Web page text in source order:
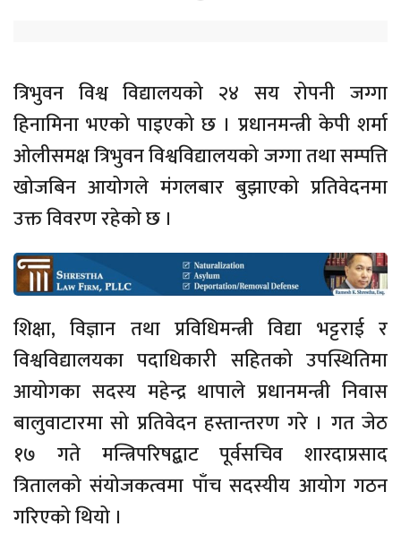
त्रिभुवन विश्व विद्यालयको २४ सय रोपनी जग्गा
हिनामिना भएको पाइएको छ । प्रधानमन्त्री केपी शर्मा
ओलीसमक्ष त्रिभुवन विश्वविद्यालयको जग्गा तथा सम्पत्ति
खोजबिन आयोगले मंगलबार बुझाएको प्रतिवेदनमा
उक्त विवरण रहेको छ ।
शिक्षा, विज्ञान तथा प्रविधिमन्त्री विद्या भट्टराई र
विश्वविद्यालयका पदाधिकारी सहितको उपस्थितिमा
आयोगका सदस्य महेन्द्र थापाले प्रधानमन्त्री निवास
बालुवाटारमा सो प्रतिवेदन हस्तान्तरण गरे । गत जेठ
१७ गते मन्त्रिपरिषद्बाट पूर्वसचिव शारदाप्रसाद
त्रितालको संयोजकत्वमा पाँच सदस्यीय आयोग गठन
गरिएको थियो ।